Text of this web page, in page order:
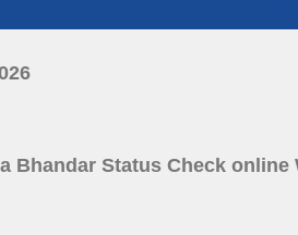
Bhandar Status Check